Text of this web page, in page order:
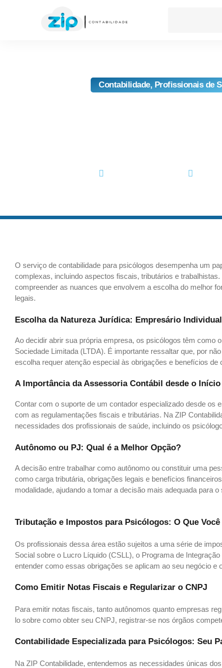
Contabilidade, Profissionais de
O serviço de contabilidade para psicólogos desempenha um
complexas, incluindo aspectos fiscais, tributários e
compreender as nuances que envolvem a escolha do melhor
legais.
Escolha da Natureza Jurídica: Empresário
Ao decidir abrir sua própria empresa, os psicólogos têm como
Sociedade Limitada (LTDA). É importante ressaltar que, por
escolha requer atenção especial às obrigações e benefícios de
A Importância da Assessoria Contábil desde o Início
Contar com o suporte de um contador especializado desde os
com as regulamentações fiscais e tributárias. Na ZIP
necessidades dos profissionais de saúde, incluindo os
Autônomo ou PJ: Qual é a Melhor Opção?
A decisão entre trabalhar como autônomo ou constituir uma
como carga tributária, obrigações legais e benefícios
modalidade, ajudando a tomar a decisão mais adequada para o
Tributação e Impostos para Psicólogos: O Que
Os profissionais dessa área estão sujeitos a uma série de
Social sobre o Lucro Líquido (CSLL), o Programa de
entender como essas obrigações se aplicam ao seu negócio e
Como Emitir Notas Fiscais e Regularizar o CNPJ
Para emitir notas fiscais, tanto autônomos quanto empresas
lo sobre como obter seu CNPJ, registrar-se nos órgãos
Contabilidade Especializada para Psicólogos: Seu
Na ZIP Contabilidade, entendemos as necessidades únicas